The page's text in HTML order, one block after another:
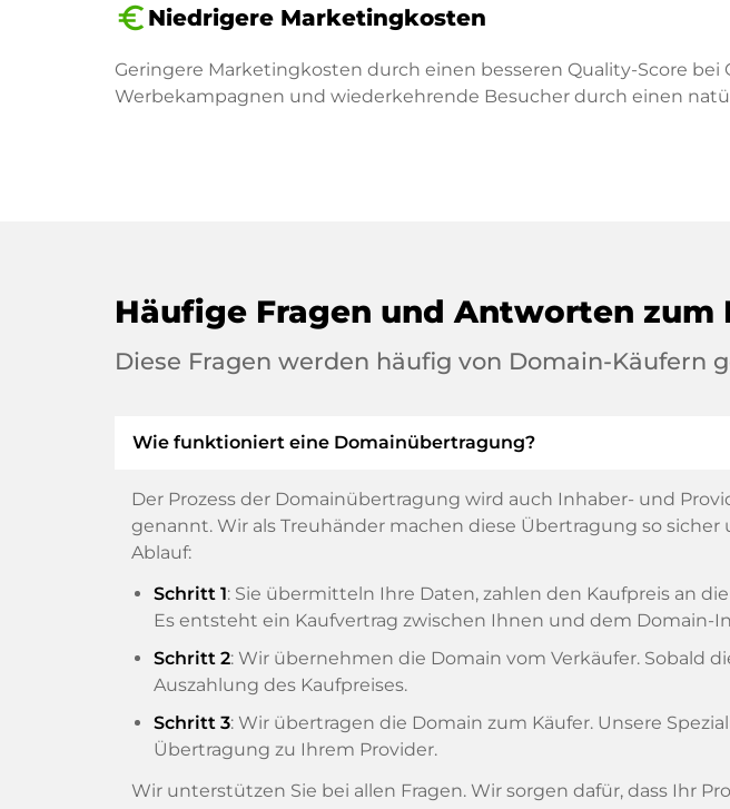
euro_symbol Niedrigere Marketingkosten
Geringere Marketingkosten durch einen besseren Quality-Score bei
Werbekampagnen und wiederkehrende Besucher durch einen
Häufige Fragen und Antworten zum
Diese Fragen werden häufig von Domain-Käufern
Wie funktioniert eine Domainübertragung?
Der Prozess der Domainübertragung wird auch Inhaber- und
genannt. Wir als Treuhänder machen diese Übertragung so
Ablauf:
Schritt 1: Sie übermitteln Ihre Daten, zahlen den Kaufpreis an
Es entsteht ein Kaufvertrag zwischen Ihnen und dem Domain-
Schritt 2: Wir übernehmen die Domain vom Verkäufer. Sobald
Auszahlung des Kaufpreises.
Schritt 3: Wir übertragen die Domain zum Käufer. Unsere
Übertragung zu Ihrem Provider.
Wir unterstützen Sie bei allen Fragen. Wir sorgen dafür, dass Ihr